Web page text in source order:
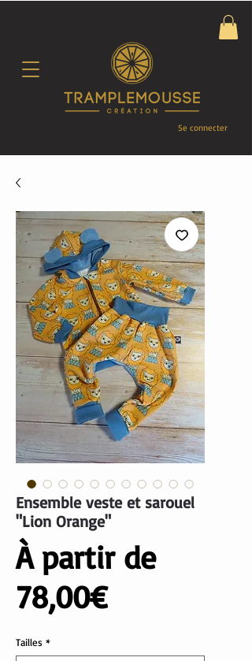
Se connecter
Ensemble veste et sarouel
"Lion Orange"
À partir de
78,00€Prix
Tailles *